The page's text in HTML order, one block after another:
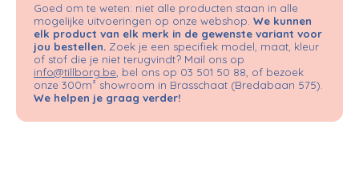
Goed om te weten: niet alle producten staan in alle
mogelijke uitvoeringen op onze webshop. We kunnen
elk product van elk merk in de gewenste variant voor
jou bestellen. Zoek je een specifiek model, maat, kleur
of stof die je niet terugvindt? Mail ons op
info@tillborg.be , bel ons op 03 501 50 88, of bezoek
onze 300m² showroom in Brasschaat (Bredabaan 575).
We helpen je graag verder!